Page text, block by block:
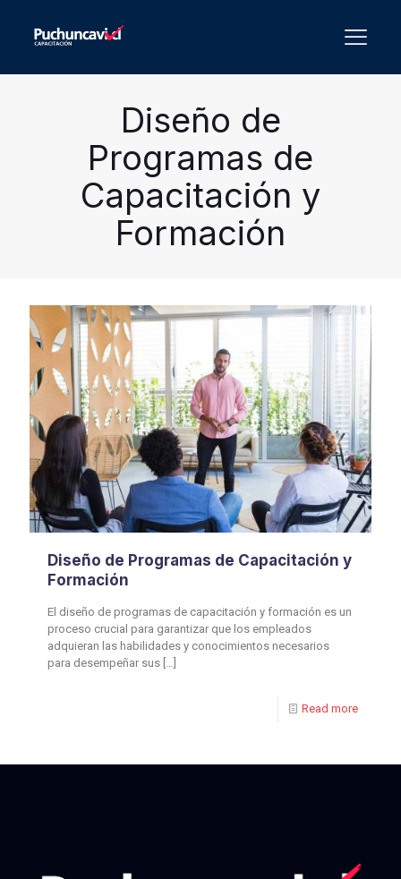
Diseño de
Programas de
Capacitación y
Formación
Diseño de Programas de Capacitación y
Formación
El diseño de programas de capacitación y formación es un
proceso crucial para garantizar que los empleados
adquieran las habilidades y conocimientos necesarios
para desempeñar sus […]
Read more